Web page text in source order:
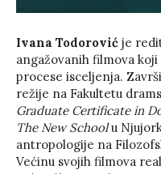
Ivana Todorović je
angažovanih filmova
procese isceljenja.
režije na Fakultetu
Graduate Certificate in
The New Schoolu
antropologije na
Većinu svojih filmova